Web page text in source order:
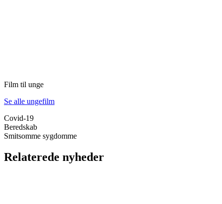
Film til unge
Se alle ungefilm
Covid-19
Beredskab
Smitsomme sygdomme
Relaterede nyheder